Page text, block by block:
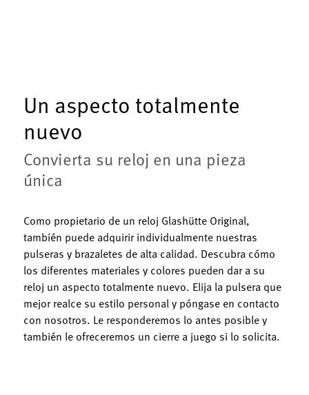
Un aspecto totalmente
nuevo
Convierta su reloj en una pieza
única
Como propietario de un reloj Glashütte Original,
también puede adquirir individualmente nuestras
pulseras y brazaletes de alta calidad. Descubra cómo
los diferentes materiales y colores pueden dar a su
reloj un aspecto totalmente nuevo. Elija la pulsera que
mejor realce su estilo personal y póngase en contacto
con nosotros. Le responderemos lo antes posible y
también le ofreceremos un cierre a juego si lo solicita.